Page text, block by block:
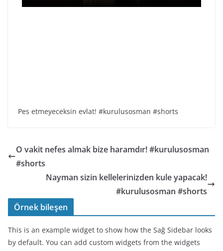
Pes etmeyeceksin evlat! #kurulusosman #shorts
O vakit nefes almak bize haramdır! #kurulusosman
#shorts
Nayman sizin kellelerinizden kule yapacak!
#kurulusosman #shorts
Örnek bileşen
This is an example widget to show how the Sağ Sidebar looks
by default. You can add custom widgets from the widgets